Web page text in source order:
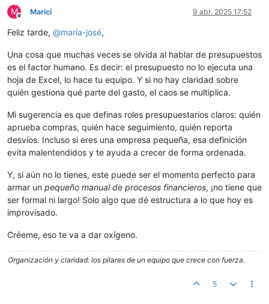
M
Desconectado
Maricí 9 abr. 2025 17:52
Feliz tarde, @maría-josé,
Una cosa que muchas veces se olvida al hablar de presupuestos
es el factor humano. Es decir: el presupuesto no lo ejecuta una
hoja de Excel, lo hace tu equipo. Y si no hay claridad sobre
quién gestiona qué parte del gasto, el caos se multiplica.
Mi sugerencia es que definas roles presupuestarios claros: quién
aprueba compras, quién hace seguimiento, quién reporta
desvíos. Incluso si eres una empresa pequeña, esa definición
evita malentendidos y te ayuda a crecer de forma ordenada.
Y, si aún no lo tienes, este puede ser el momento perfecto para
armar un pequeño manual de procesos financieros, ¡no tiene que
ser formal ni largo! Solo algo que dé estructura a lo que hoy es
improvisado.
Créeme, eso te va a dar oxígeno.
Organización y claridad: los pilares de un equipo que crece con fuerza.
5